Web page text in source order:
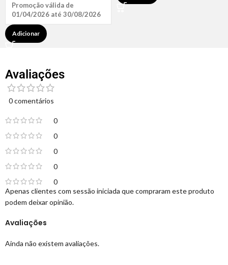
Promoção válida de
01/04/2026 até 30/08/2026
Adicionar
Avaliações
0 comentários
0
0
0
0
0
Avaliações
Ainda não existem avaliações.
Apenas clientes com sessão iniciada que compraram este produto
podem deixar opinião.